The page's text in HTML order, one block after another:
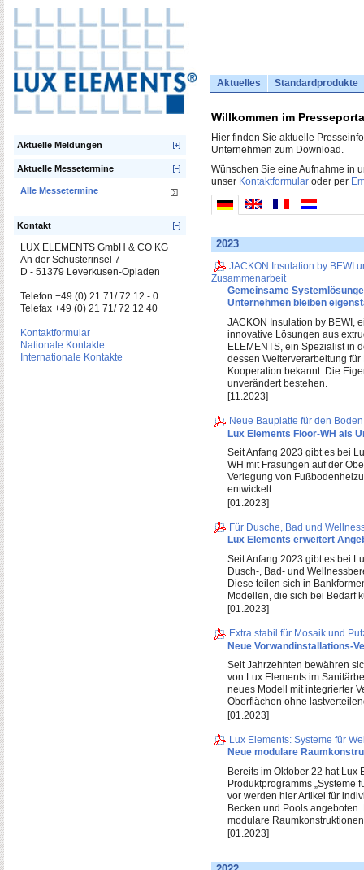
Aktuelles Standardprodukte
Aktuelle Meldungen
Aktuelle Messetermine
Alle Messetermine
Kontakt
LUX ELEMENTS GmbH & CO KG
An der Schusterinsel 7
D - 51379 Leverkusen-Opladen
Telefon +49 (0) 21 71/ 72 12 - 0
Telefax +49 (0) 21 71/ 72 12 40
Kontaktformular
Nationale Kontakte
Internationale Kontakte
Willkommen im
Hier finden Sie aktuelle
Unternehmen zum Download.
Wünschen Sie eine Aufnahme in
unser Kontaktformularoder per
2023
JACKON Insulation by BEWI
Zusammenarbeit
Gemeinsame
Unternehmen bleiben
JACKON Insulation by BEWI,
innovative Lösungen aus
ELEMENTS, ein Spezialist in
dessen Weiterverarbeitung
Kooperation bekannt. Die
unverändert bestehen.
[11.2023]
Neue Bauplatte für den Boden
Lux Elements Floor-WH als
Seit Anfang 2023 gibt es bei
WH mit Fräsungen auf der
Verlegung von
entwickelt.
[01.2023]
Für Dusche, Bad und
Lux Elements erweitert
Seit Anfang 2023 gibt es bei
Dusch-, Bad- und
Diese teilen sich in
Modellen, die sich bei Bedarf
[01.2023]
Extra stabil für Mosaik und
Neue Vorwandinstallations-
Seit Jahrzehnten bewähren
von Lux Elements im
neues Modell mit integrierter
Oberflächen ohne
[01.2023]
Lux Elements: Systeme für
Neue modulare
Bereits im Oktober 22 hat Lux
Produktprogramms „Systeme
vor werden hier Artikel für
Becken und Pools
modulare
[01.2023]